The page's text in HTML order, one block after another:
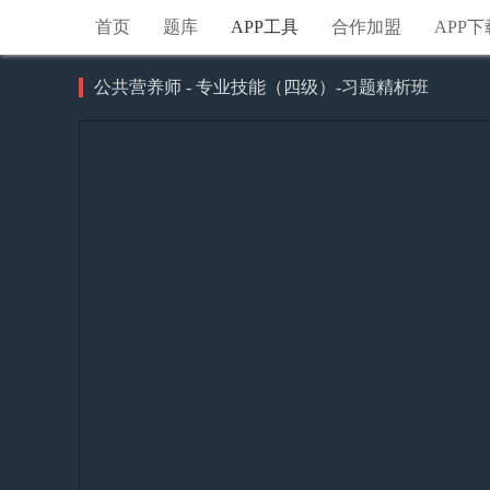
首页 题库 APP工具 合作加盟 APP下
公共营养师 - 专业技能（四级）-习题精析班